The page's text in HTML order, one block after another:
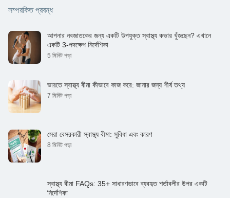
সম্পরকিত প্রবন্ধ
আপনার নবজাতকের জন্য একটি উপযুক্ত স্বাস্থ্য কভার খুঁজছেন? এখানে
একটি 3-পদক্ষেপ নির্দেশিকা
5 মিনিট পড়া
ভারতে স্বাস্থ্য বীমা কীভাবে কাজ করে: জানার জন্য শীর্ষ তথ্য
7 মিনিট পড়া
সেরা বেসরকারী স্বাস্থ্য বীমা: সুবিধা এবং কারণ
8 মিনিট পড়া
স্বাস্থ্য বীমা FAQs: 35+ সাধারণভাবে ব্যবহৃত শর্তাবলীর উপর একটি
নির্দেশিকা